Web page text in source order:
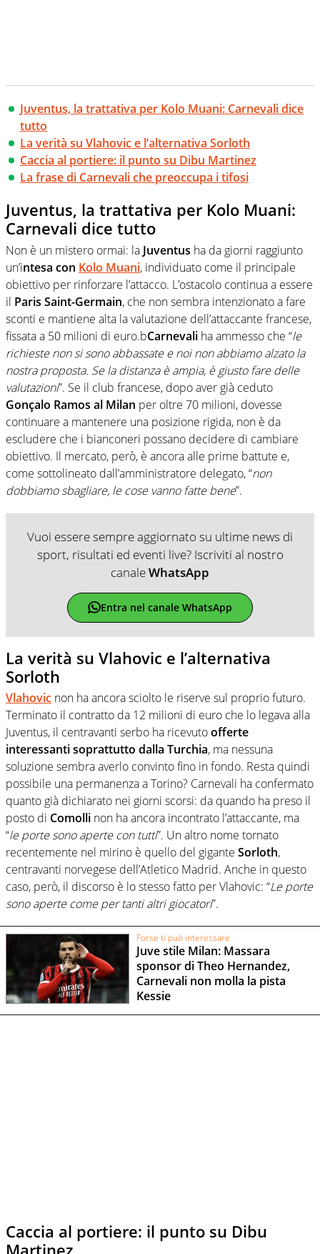
Juventus, la trattativa per Kolo Muani: Carnevali dice
tutto
La verità su Vlahovic e l’alternativa Sorloth
Caccia al portiere: il punto su Dibu Martinez
La frase di Carnevali che preoccupa i tifosi
Juventus, la trattativa per Kolo Muani:
Carnevali dice tutto
Non è un mistero ormai: la Juventus ha da giorni raggiunto
un’intesa con Kolo Muani, individuato come il principale
obiettivo per rinforzare l’attacco. L’ostacolo continua a essere
il Paris Saint-Germain, che non sembra intenzionato a fare
sconti e mantiene alta la valutazione dell’attaccante francese,
fissata a 50 milioni di euro.bCarnevali ha ammesso che “le
richieste non si sono abbassate e noi non abbiamo alzato la
nostra proposta. Se la distanza è ampia, è giusto fare delle
valutazioni”. Se il club francese, dopo aver già ceduto
Gonçalo Ramos al Milan per oltre 70 milioni, dovesse
continuare a mantenere una posizione rigida, non è da
escludere che i bianconeri possano decidere di cambiare
obiettivo. Il mercato, però, è ancora alle prime battute e,
come sottolineato dall’amministratore delegato, “non
dobbiamo sbagliare, le cose vanno fatte bene”.
Vuoi essere sempre aggiornato su ultime news di
sport, risultati ed eventi live? Iscriviti al nostro
canaleWhatsApp
Entra nel canale WhatsApp
La verità su Vlahovic e l’alternativa
Sorloth
Vlahovic non ha ancora sciolto le riserve sul proprio futuro.
Terminato il contratto da 12 milioni di euro che lo legava alla
Juventus, il centravanti serbo ha ricevutoofferte
interessanti soprattutto dalla Turchia, ma nessuna
soluzione sembra averlo convinto fino in fondo. Resta quindi
possibile una permanenza a Torino? Carnevali ha confermato
quanto già dichiarato nei giorni scorsi: da quando ha preso il
posto di Comolli non ha ancora incontrato l’attaccante, ma
“le porte sono aperte con tutti”. Un altro nome tornato
recentemente nel mirino è quello del gigante Sorloth,
centravanti norvegese dell’Atletico Madrid. Anche in questo
caso, però, il discorso è lo stesso fatto per Vlahovic: “Le porte
sono aperte come per tanti altri giocatori”.
Forse ti può interessare
Juve stile Milan: Massara
sponsor di Theo Hernandez,
Carnevali non molla la pista
Kessie
Caccia al portiere: il punto su Dibu